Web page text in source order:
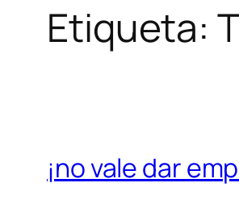
Etiqueta:
¡no vale dar